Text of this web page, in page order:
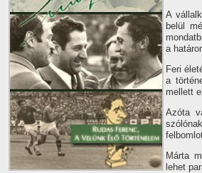
A
belül
a
Feri
a
mellett
Azóta
Márta
lehet